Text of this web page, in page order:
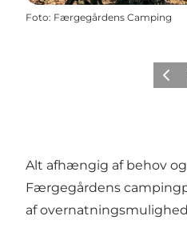
Foto: Færgegårdens Camping
Alt afhængig af behov
Færgegårdens
af